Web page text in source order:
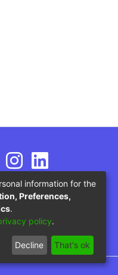
information for the
Preferences,
.
policy.
Decline That's ok